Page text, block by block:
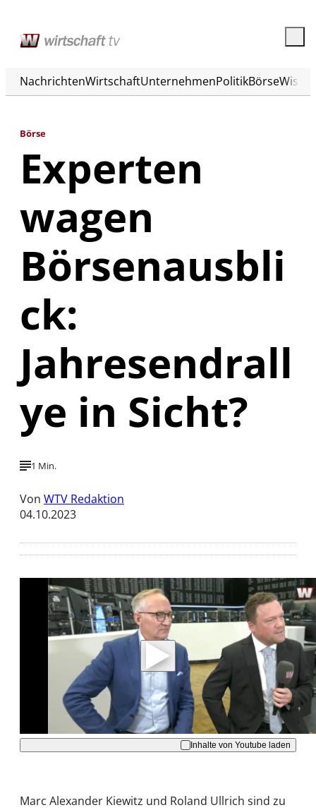
NachrichtenWirtschaftUnternehmenPolitikBörse
Börse
Experten
wagen
Börsenausbli
ck:
Jahresendrall
ye in Sicht?
1 Min.
Von WTV Redaktion
04.10.2023
Mit der Wiedergabe dieses Videos werden
Daten an Youtube übertragen.
Hinweise dazu erhalten Sie in derDatenschutzerklärung .
Akzeptieren
Inhalte von Youtube laden
Marc Alexander Kiewitz und Roland Ullrich sind zu